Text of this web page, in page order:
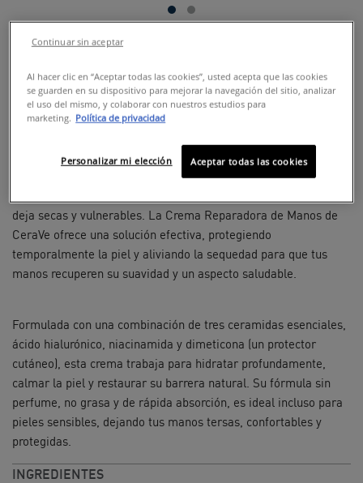
Crema de manos no grasa y protectora de
Nuestras manos están constantemente expuestas a factores
deja secas y vulnerables. La Crema Reparadora de Manos de
CeraVe ofrece una solución efectiva, protegiendo
temporalmente la piel y aliviando la sequedad para que tus
manos recuperen su suavidad y un aspecto saludable.
Formulada con una combinación de tres ceramidas esenciales,
ácido hialurónico, niacinamida y dimeticona (un protector
cutáneo), esta crema trabaja para hidratar profundamente,
calmar la piel y restaurar su barrera natural. Su fórmula sin
perfume, no grasa y de rápida absorción, es ideal incluso para
pieles sensibles, dejando tus manos tersas, confortables y
protegidas.
COMPRAR EN LINEA
INGREDIENTES
Al hacer clic en “Aceptar todas las cookies”, usted acepta que las cookies
se guarden en su dispositivo para mejorar la navegación del sitio, analizar
el uso del mismo, y colaborar con nuestros estudios para
marketing. Política de privacidad
Aceptar todas las cookies
Personalizar mi elección
Continuar sin aceptar